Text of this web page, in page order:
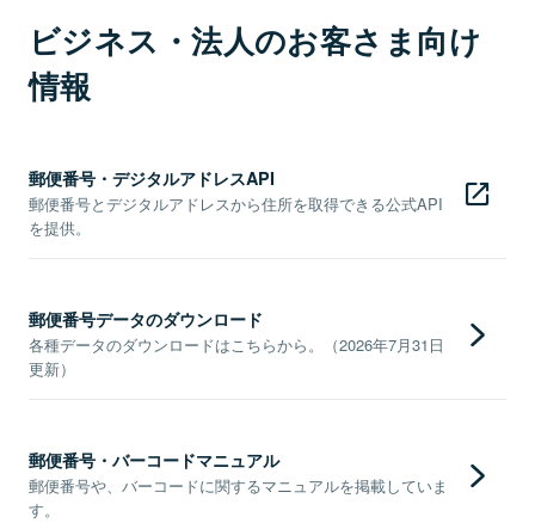
ビジネス・法人のお客さま向け
情報
郵便番号・デジタルアドレスAPI
郵便番号とデジタルアドレスから住所を取得できる公式API
を提供。
郵便番号データのダウンロード
各種データのダウンロードはこちらから。（2026年7月31日
更新）
郵便番号・バーコードマニュアル
郵便番号や、バーコードに関するマニュアルを掲載していま
す。